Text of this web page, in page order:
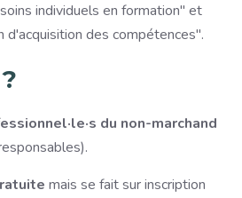
individuels en formation" et
d'acquisition des compétences".
du non-marchand
mais se fait sur inscription